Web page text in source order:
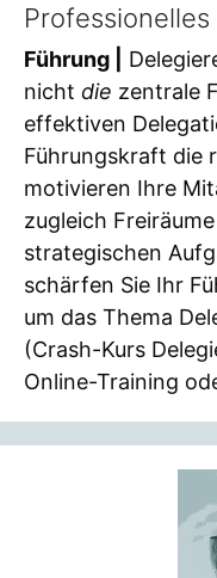
Führung |
nicht die zentrale
effektiven
Führungskraft die
motivieren Ihre
zugleich
strategischen
schärfen Sie Ihr
um das Thema
(Crash-Kurs
Online-Training